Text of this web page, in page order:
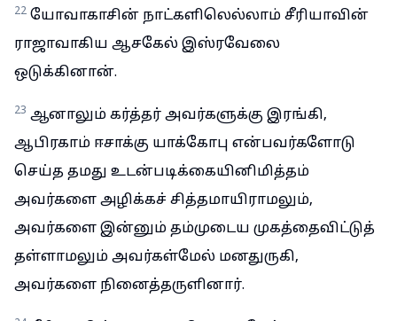
22 யோவாகாசின் நாட்களிலெல்லாம் சீரியாவின்
ராஜாவாகிய ஆசகேல் இஸ்ரவேலை
ஒடுக்கினான்.
23 ஆனாலும் கர்த்தர் அவர்களுக்கு இரங்கி,
ஆபிரகாம் ஈசாக்கு யாக்கோபு என்பவர்களோடு
செய்த தமது உடன்படிக்கையினிமித்தம்
அவர்களை அழிக்கச் சித்தமாயிராமலும்,
அவர்களை இன்னும் தம்முடைய முகத்தைவிட்டுத்
தள்ளாமலும் அவர்கள்மேல் மனதுருகி,
அவர்களை நினைத்தருளினார்.